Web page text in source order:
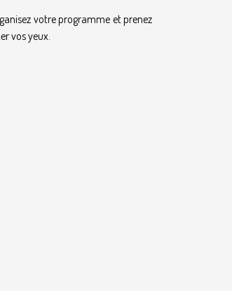
votre programme et prenez
vos yeux.